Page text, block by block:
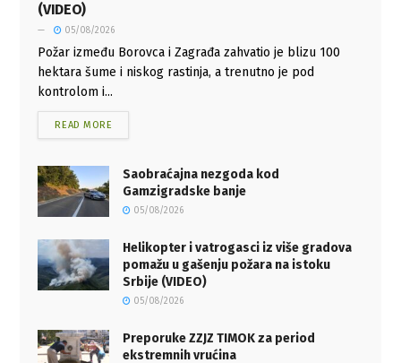
(VIDEO)
05/08/2026
Požar između Borovca i Zagrađa zahvatio je blizu 100
hektara šume i niskog rastinja, a trenutno je pod
kontrolom i...
READ MORE
Saobraćajna nezgoda kod
Gamzigradske banje
05/08/2026
Helikopter i vatrogasci iz više gradova
pomažu u gašenju požara na istoku
Srbije (VIDEO)
05/08/2026
Preporuke ZZJZ TIMOK za period
ekstremnih vrućina